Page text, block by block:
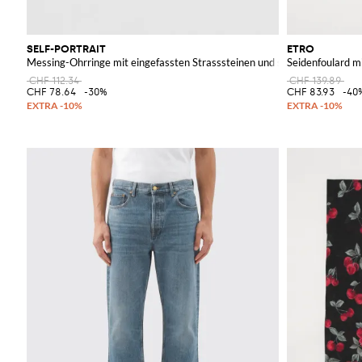
SELF-PORTRAIT
Messing-Ohrringe mit eingefassten Strasssteinen und synthetischen
CHF 112.34
CHF 78.64
-30%
ETRO
Seidenfoulard
CHF 139.89
CHF 83.93
-